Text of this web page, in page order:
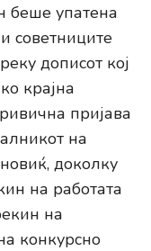
беше упатена
советниците
дописот кој
крајна
пријава
на
доколку
на работата
на
конкурсно